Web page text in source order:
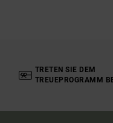
TRETEN SIE DEM
TREUEPROGRAMM